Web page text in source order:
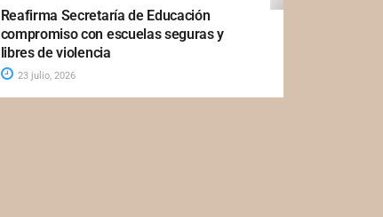
Reafirma Secretaría de Educación
compromiso con escuelas seguras y
libres de violencia
23 julio, 2026